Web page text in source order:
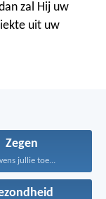
zal Hij uw
uit uw
Zegen
jullie toe...